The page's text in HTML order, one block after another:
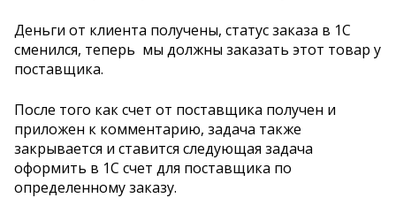
Деньги от клиента получены, статус заказа в 1С
сменился, теперь мы должны заказать этот товар у
поставщика.
После того как счет от поставщика получен и
приложен к комментарию, задача также
закрывается и ставится следующая задача
оформить в 1С счет для поставщика по
определенному заказу.